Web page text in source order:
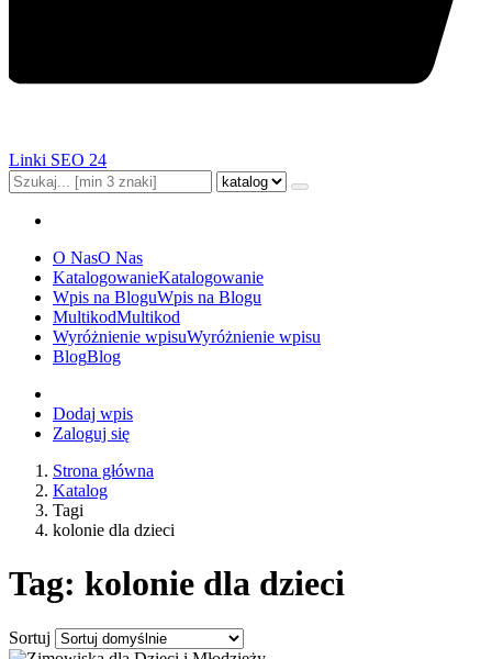
Linki SEO 24
O NasO Nas
KatalogowanieKatalogowanie
Wpis na BloguWpis na Blogu
MultikodMultikod
Wyróżnienie wpisuWyróżnienie wpisu
BlogBlog
Dodaj wpis
Zaloguj się
Strona główna
Katalog
Tagi
kolonie dla dzieci
Tag: kolonie dla dzieci
Sortuj